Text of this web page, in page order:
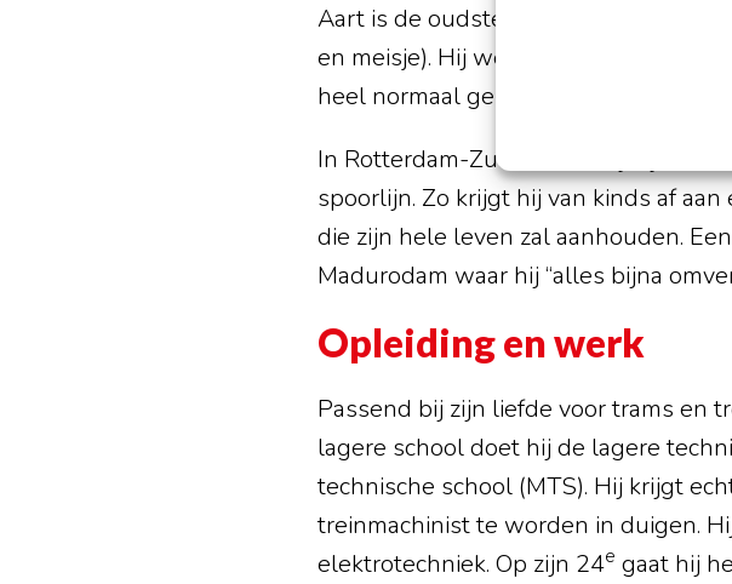
Aart is de oudste, daarna komt er
en meisje). Hij weet niet zoveel over
heel normaal gezin.”
In Rotterdam-Zuid woont hij bij een
spoorlijn. Zo krijgt hij van kinds af
die zijn hele leven zal aanhouden.
Madurodam waar hij “alles bijna
Opleiding en werk
Passend bij zijn liefde voor trams en
lagere school doet hij de lagere
technische school (MTS). Hij krijgt
treinmachinist te worden in duigen.
elektrotechniek. Op zijn 24e gaat hij